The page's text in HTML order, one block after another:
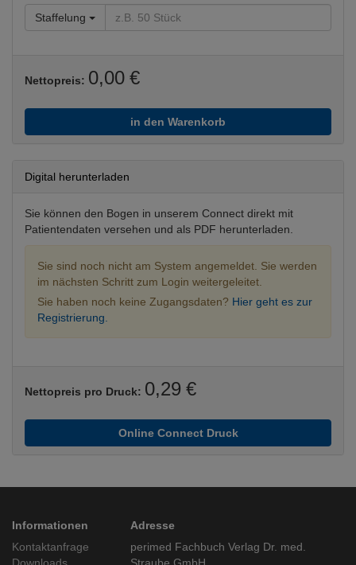
Staffelung
Nettopreis: 0,00 €
in den Warenkorb
Digital herunterladen
Sie können den Bogen in unserem Connect direkt mit
Patientendaten versehen und als PDF herunterladen.
Sie sind noch nicht am System angemeldet. Sie werden
im nächsten Schritt zum Login weitergeleitet.
Sie haben noch keine Zugangsdaten? Hier geht es zur
Registrierung.
Nettopreis pro Druck: 0,29 €
Online Connect Druck
Informationen
Kontaktanfrage
Adresse
perimed Fachbuch Verlag Dr. med.